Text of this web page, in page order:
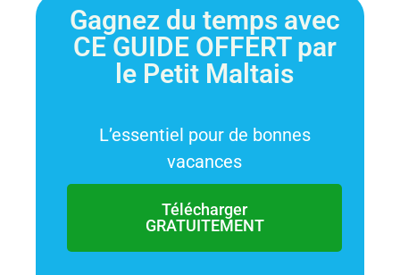
Gagnez du temps avec
CE GUIDE OFFERT par
le Petit Maltais
L’essentiel pour de bonnes
vacances
Télécharger
GRATUITEMENT